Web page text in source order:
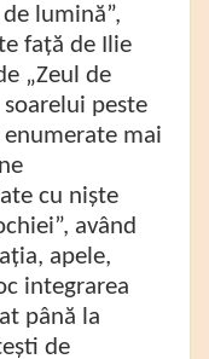
lumină”,
față de Ilie
„Zeul de
peste
enumerate mai
cu niște
având
apele,
integrarea
până la
de